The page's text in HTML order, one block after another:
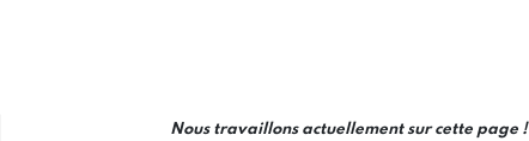
Nous travaillons actuellement sur cette page !